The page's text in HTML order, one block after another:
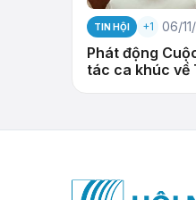
TIN HỘI +1 06/
Phát động
tác ca khúc về